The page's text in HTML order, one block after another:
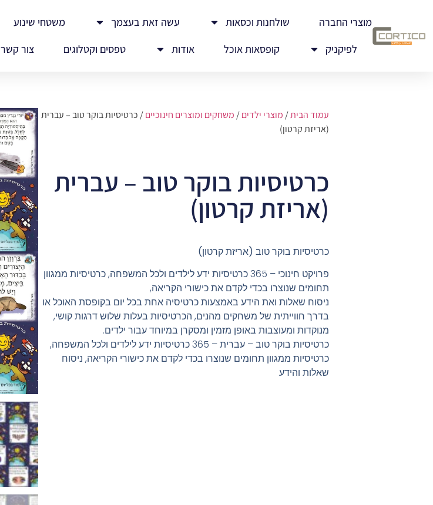
מוצרי החברה שולחנות וכסאות עשה זאת בעצמך משטחי שינוע
לפיקניק
קופסאות אוכל אודות טפסים וקטלוגים צור קשר
עמוד הבית/ מוצרי ילדים/ משחקים ומוצרים חינוכיים/ כרטיסיות בוקר טוב – עברית
(אריזת קרטון)
כרטיסיות בוקר טוב – עברית
(אריזת קרטון)
כרטיסיות בוקר טוב (אריזת קרטון)
פרויקט חינוכי – 365 כרטיסיות ידע לילדים ולכל המשפחה, כרטיסיות ממגוון
תחומים שנוצרו בכדי לקדם את כישורי הקריאה,
ניסוח שאלות ואת הידע באמצעות כרטיסיה אחת בכל יום בקופסת האוכל או
בדרך חווייתית של משחקים מהנים, הכרטיסיות בעלות שלוש דרגות קושי,
מנוקדות ומעוצבות באופן מזמין ומסקרן במיוחד עבור ילדים.
כרטיסיות בוקר טוב – עברית – 365 כרטיסיות ידע לילדים ולכל המשפחה,
כרטיסיות ממגוון תחומים שנוצרו בכדי לקדם את כישורי הקריאה, ניסוח
שאלות והידע